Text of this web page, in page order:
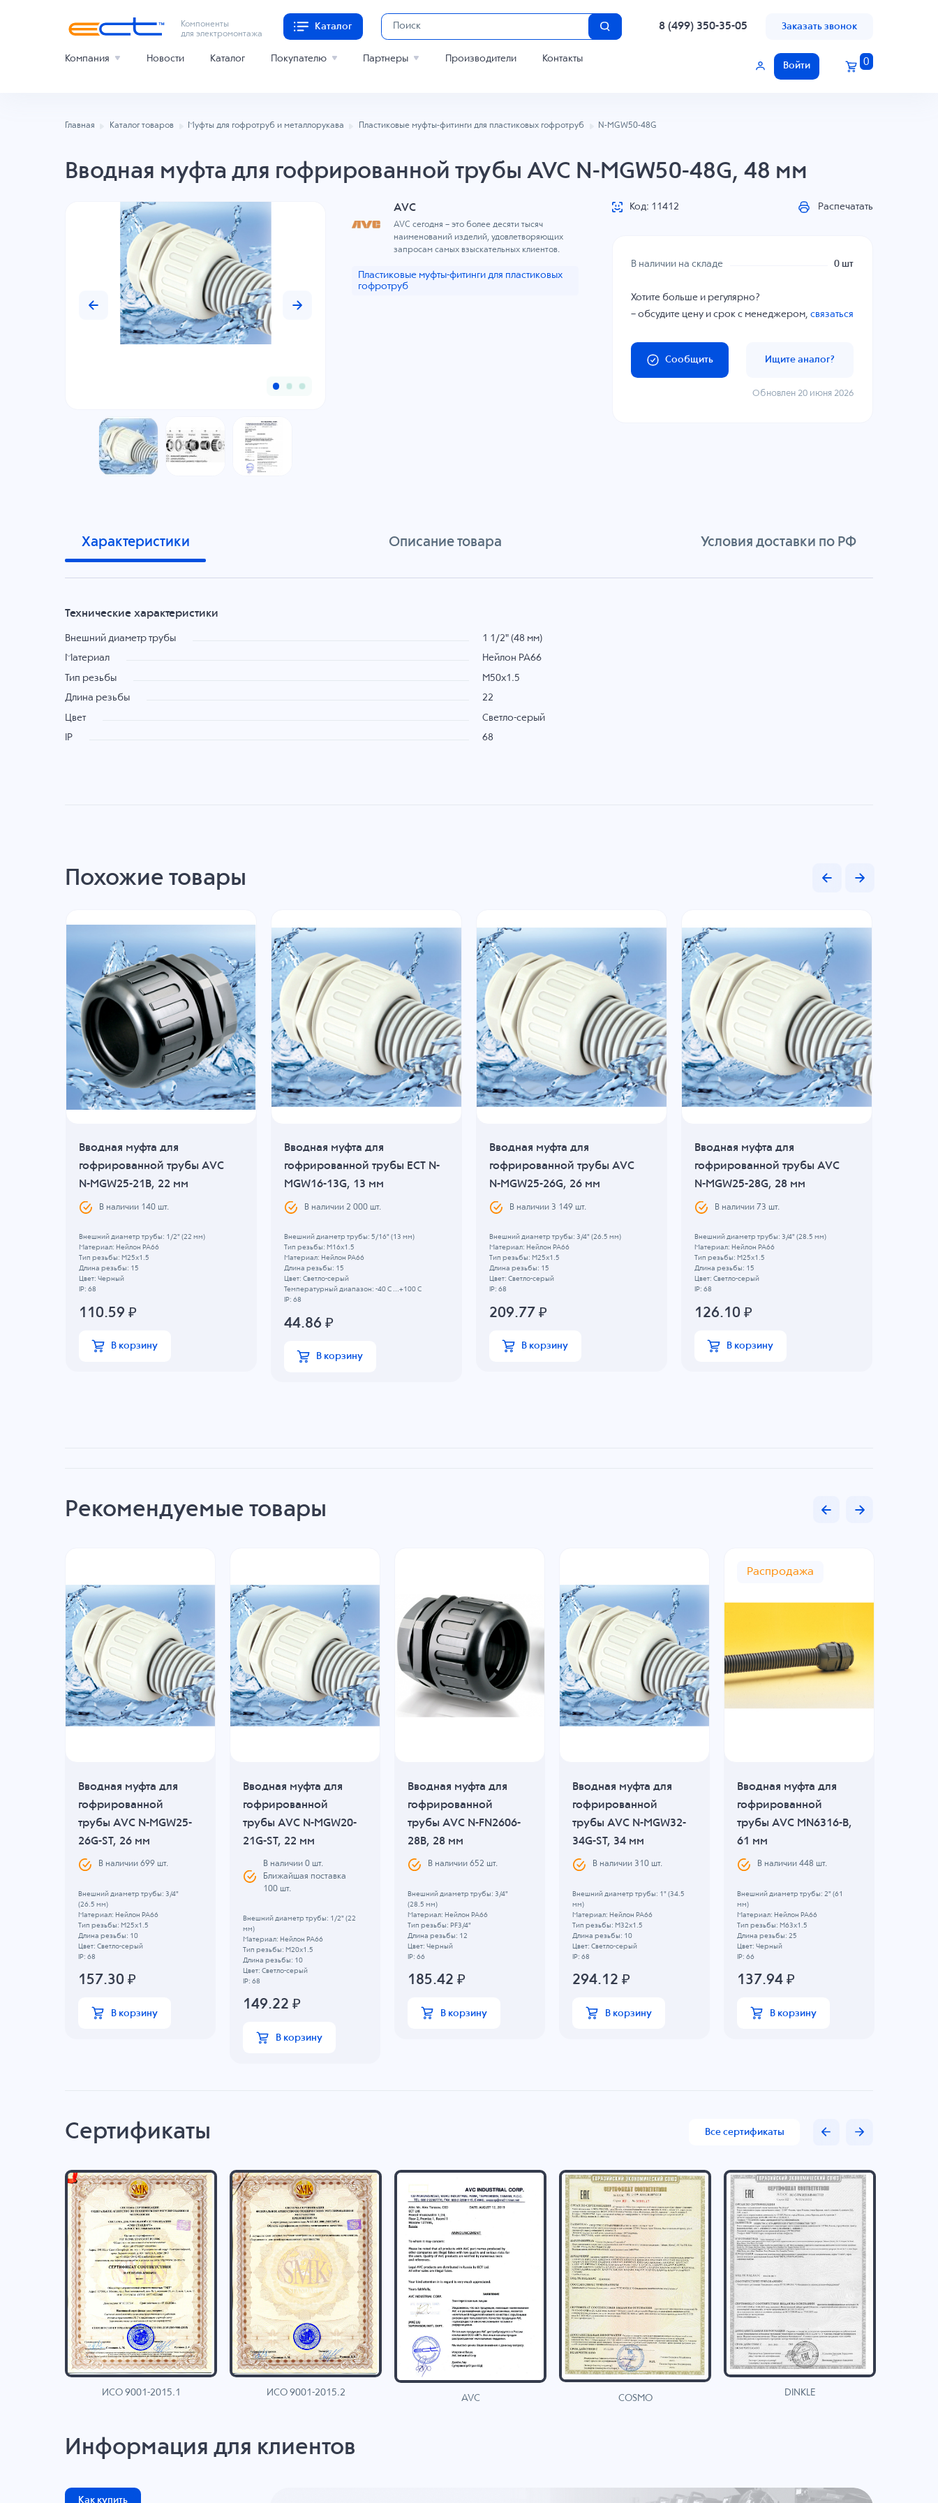
Компоненты
для электромонтажа
Каталог 8 (499) 350-35-05 Заказать звонок
Компания Новости Каталог Покупателю Партнеры Производители Контакты
Войти 0
Главная Каталог товаров Муфты для гофротруб и металлорукава Пластиковые муфты-фитинги для пластиковых гофротруб N-MGW50-48G
Вводная муфта для гофрированной трубы AVC N-MGW50-48G, 48 мм
AVC
AVC сегодня – это более десяти тысяч
наименований изделий, удовлетворяющих
запросам самых взыскательных клиентов.
Пластиковые муфты-фитинги для пластиковых
гофротруб
Код: 11412 Распечатать
В наличии на складе 0 шт
Хотите больше и регулярно?
– обсудите цену и срок с менеджером,связаться
Сообщить Ищите аналог?
Обновлен 20 июня 2026
Характеристики Описание товара Условия доставки по РФ
Технические характеристики
Внешний диаметр трубы 1 1/2" (48 мм)
Материал Нейлон PA66
Тип резьбы M50x1.5
Длина резьбы 22
Цвет Светло-серый
IP 68
Похожие товары
Вводная муфта для
гофрированной трубы AVC
N-MGW25-21B, 22 мм
В наличии 140шт.
Внешний диаметр трубы: 1/2" (22 мм)
Материал: Нейлон PA66
Тип резьбы: M25x1.5
Длина резьбы: 15
Цвет: Черный
IP: 68
110.59 ₽
В корзину
Вводная муфта для
гофрированной трубы ECT N-
MGW16-13G, 13 мм
В наличии 2 000шт.
Внешний диаметр трубы: 5/16" (13 мм)
Тип резьбы: M16x1.5
Материал: Нейлон PA66
Длина резьбы: 15
Цвет: Светло-серый
Температурный диапазон: -40 C ...+100 C
IP: 68
44.86 ₽
В корзину
Вводная муфта для
гофрированной трубы AVC
N-MGW25-26G, 26 мм
В наличии 3 149шт.
Внешний диаметр трубы: 3/4" (26.5 мм)
Материал: Нейлон PA66
Тип резьбы: M25x1.5
Длина резьбы: 15
Цвет: Светло-серый
IP: 68
209.77₽
В корзину
Вводная муфта для
гофрированной трубы AVC
N-MGW25-28G, 28 мм
В наличии 73 шт.
Внешний диаметр трубы: 3/4" (28.5 мм)
Материал: Нейлон PA66
Тип резьбы: M25x1.5
Длина резьбы: 15
Цвет: Светло-серый
IP: 68
126.10 ₽
В корзину
Рекомендуемые товары
Вводная муфта для
гофрированной
трубы AVC N-MGW25-
26G-ST, 26 мм
В наличии699 шт.
Внешний диаметр трубы: 3/4"
(26.5 мм)
Материал: Нейлон PA66
Тип резьбы: M25x1.5
Длина резьбы: 10
Цвет: Светло-серый
IP: 68
157.30 ₽
В корзину
Вводная муфта для
гофрированной
трубы AVC N-MGW20-
21G-ST, 22 мм
В наличии0 шт.
Ближайшая поставка
100 шт.
Внешний диаметр трубы: 1/2" (22
мм)
Материал: Нейлон PA66
Тип резьбы: M20x1.5
Длина резьбы: 10
Цвет: Светло-серый
IP: 68
149.22 ₽
В корзину
Вводная муфта для
гофрированной
трубы AVC N-FN2606-
28B, 28 мм
В наличии652 шт.
Внешний диаметр трубы: 3/4"
(28.5 мм)
Материал: Нейлон PA66
Тип резьбы: PF3/4"
Длина резьбы: 12
Цвет: Черный
IP: 66
185.42 ₽
В корзину
Вводная муфта для
гофрированной
трубы AVC N-MGW32-
34G-ST, 34 мм
В наличии 310 шт.
Внешний диаметр трубы: 1" (34.5
мм)
Материал: Нейлон PA66
Тип резьбы: M32x1.5
Длина резьбы: 10
Цвет: Светло-серый
IP: 68
294.12 ₽
В корзину
Распродажа
Вводная муфта для
гофрированной
трубы AVC MN6316-B,
61 мм
В наличии448 шт.
Внешний диаметр трубы: 2" (61
мм)
Материал: Нейлон PA66
Тип резьбы: M63x1.5
Длина резьбы: 25
Цвет: Черный
IP: 66
137.94₽
В корзину
Сертификаты Все сертификаты
ИСО 9001-2015.1 ИСО 9001-2015.2
AVC COSMO
DINKLE
Информация для клиентов
Как купить